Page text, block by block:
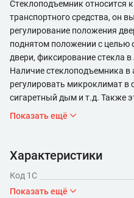
Стеклоподъемник относится
транспортного средства, он
регулирование положения
поднятом положении с целью
двери, фиксирование стекла
Наличие стеклоподъемника в
регулировать микроклимат в
сигаретный дым и т.д. Также
повышает удобство
Показать ещё
Характеристики
Код 1С
Показать ещё